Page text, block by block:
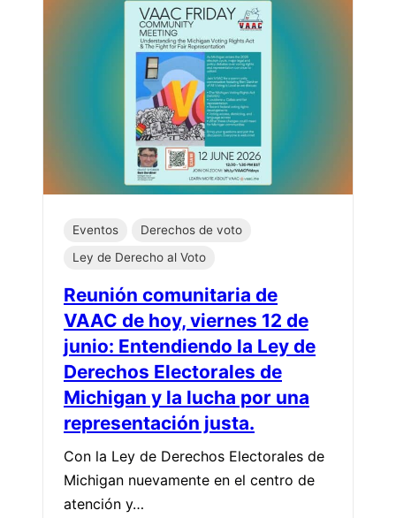
Eventos
Derechos de voto
Ley de Derecho al Voto
Reunión comunitaria de
VAAC de hoy, viernes 12 de
junio: Entendiendo la Ley de
Derechos Electorales de
Michigan y la lucha por una
representación justa.
Con la Ley de Derechos Electorales de
Michigan nuevamente en el centro de
atención y…